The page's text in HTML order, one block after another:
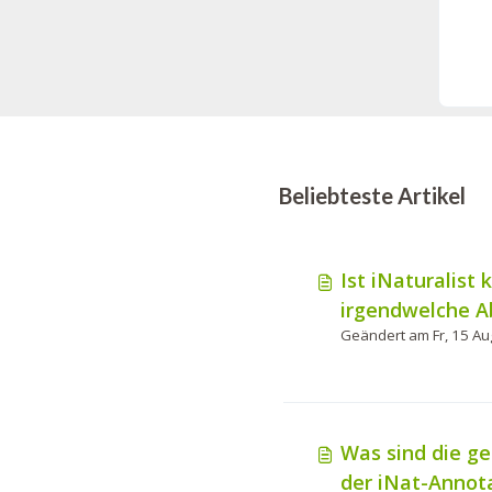
Beliebteste Artikel
Ist iNaturalist
irgendwelche
um es zu
Was sind die
der iNat-